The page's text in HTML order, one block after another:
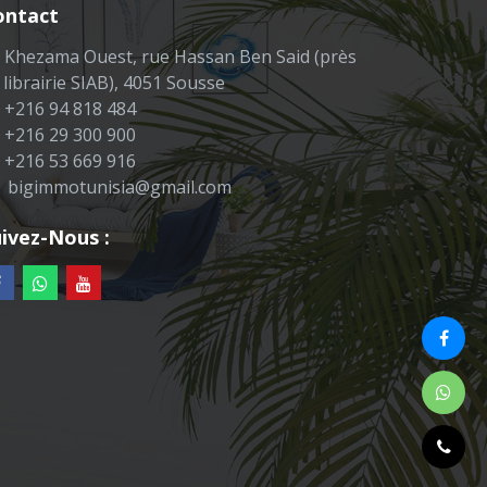
Khezama Ouest, rue Hassan Ben Said (près
SIAB), 4051 Sousse
+216 94 818 484
+216 29 300 900
+216 53 669 916
bigimmotunisia@gmail.com
Nous :